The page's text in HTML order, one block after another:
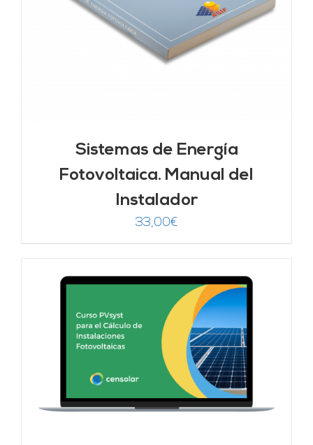
Sistemas de Energía
Fotovoltaica. Manual del
Instalador
33,00€